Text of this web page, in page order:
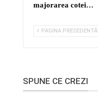
majorarea cotei…
PAGINA PRECEDENTĂ
SPUNE CE CREZI